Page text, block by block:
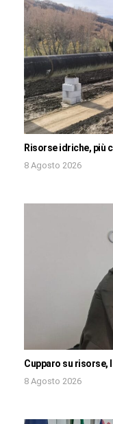
Risorse idriche, più
8 Agosto 2026
Cupparo su risorse,
8 Agosto 2026